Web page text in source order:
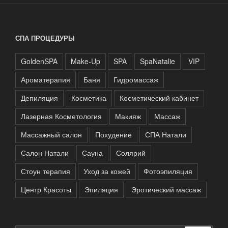
СПА ПРОЦЕДУРЫ
GoldenSPA Make-Up SPA SpaNatalie
VIP
Ароматерапия
Баня
Гидромассаж
Депиляция
Косметика
Косметический кабинет
Лазерная Косметология
Макияж
Массаж
Массажный салон
Похудение
СПА Натали
Салон Натали
Сауна
Солярий
Стоун терапия
Уход за кожей
Фотоэпиляция
Центр Красоты
Эпиляция Эротический массаж